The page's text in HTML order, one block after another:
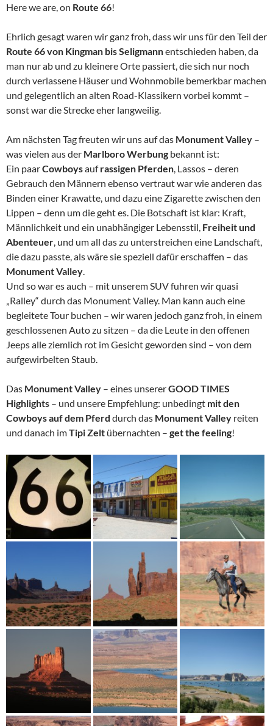
Here we are, on Route 66!
Ehrlich gesagt waren wir ganz froh, dass wir uns für den Teil der
Route 66 von Kingman bis Seligmannentschieden haben, da
man nur ab und zu kleinere Orte passiert, die sich nur noch
durch verlassene Häuser und Wohnmobile bemerkbar machen
und gelegentlich an alten Road-Klassikern vorbei kommt –
sonst war die Strecke eher langweilig.
Am nächsten Tag freuten wir uns auf das Monument Valley –
was vielen aus der Marlboro Werbung bekannt ist:
Ein paarCowboysaufrassigen Pferden , Lassos – deren
Gebrauch den Männern ebenso vertraut war wie anderen das
Binden einer Krawatte, und dazu eine Zigarette zwischen den
Lippen – denn um die geht es. Die Botschaft ist klar: Kraft,
Männlichkeit und ein unabhängiger Lebensstil, Freiheit und
Abenteuer , und um all das zu unterstreichen eine Landschaft,
die dazu passte, als wäre sie speziell dafür erschaffen – das
Monument Valley
Und so war es auch – mit unserem SUV fuhren wir quasi
„Ralley“ durch das Monument Valley. Man kann auch eine
begleitete Tour buchen – wir waren jedoch ganz froh, in einem
geschlossenen Auto zu sitzen – da die Leute in den offenen
Jeeps alle ziemlich rot im Gesicht geworden sind – von dem
aufgewirbelten Staub.
Das Monument Valley – eines unsererGOOD TIMES
Highlights – und unsere Empfehlung: unbedingt mit den
Cowboys auf dem Pferd durch das Monument Valley reiten
und danach imTipi Zelt übernachten – get the feeling!